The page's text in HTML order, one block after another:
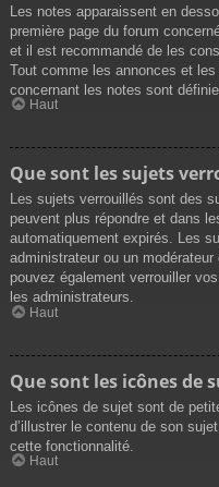
Les notes apparaissent en
première page du forum
et il est recommandé de les
Tout comme les annonces et
concernant les notes sont
Haut
Que sont les sujets
Les sujets verrouillés sont des
peuvent plus répondre et dans
automatiquement expirés. Les
administrateur ou un
pouvez également verrouiller
les administrateurs.
Haut
Que sont les icônes de
Les icônes de sujet sont de
d’illustrer le contenu de son
cette fonctionnalité.
Haut